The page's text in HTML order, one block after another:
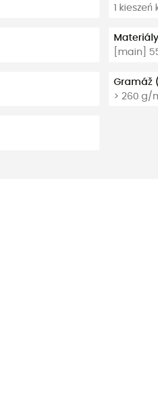
1 kieszeń
Materiály
[main]
Gramáž
> 260 g/